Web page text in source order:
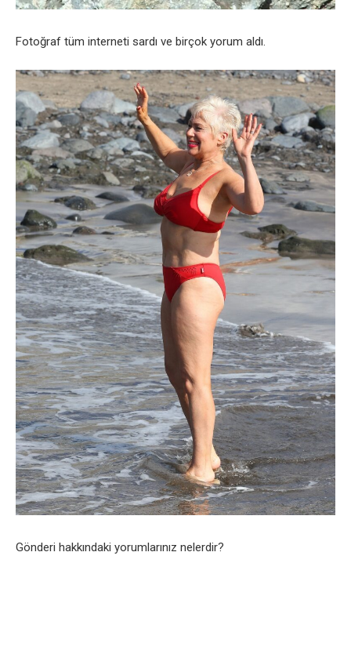
Fotoğraf tüm interneti sardı ve birçok yorum aldı.
Gönderi hakkındaki yorumlarınız nelerdir?